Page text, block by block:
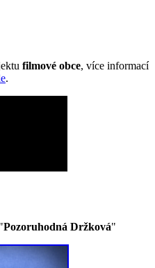
filmové obce, více informací
.
Pozoruhodná Držková"